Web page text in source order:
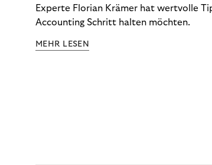
Experte Florian Krämer hat wertvolle
Accounting Schritt halten möchten.
MEHR LESEN